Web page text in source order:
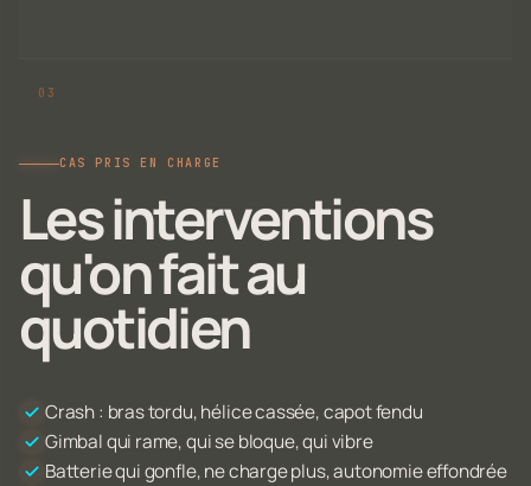
CAS PRIS EN CHARGE
Les interventions
qu'on fait au
quotidien
Crash : bras tordu, hélice cassée, capot fendu
Gimbal qui rame, qui se bloque, qui vibre
Batterie qui gonfle, ne charge plus, autonomie effondrée